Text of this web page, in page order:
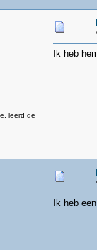
leerd de
Ik heb
Ik heb